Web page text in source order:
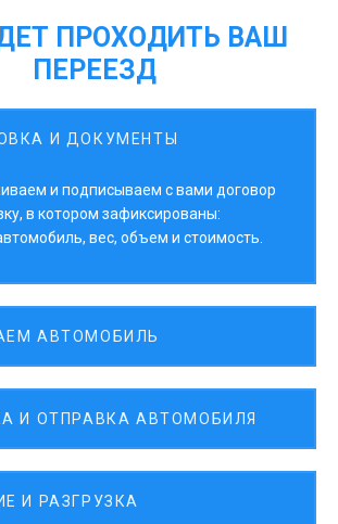
ПРОХОДИТЬ ВАШ
ПЕРЕЕЗД
И ДОКУМЕНТЫ
и подписываем с вами договор
в котором зафиксированы:
вес, объем и стоимость.
АВТОМОБИЛЬ
И ОТПРАВКА АВТОМОБИЛЯ
И РАЗГРУЗКА